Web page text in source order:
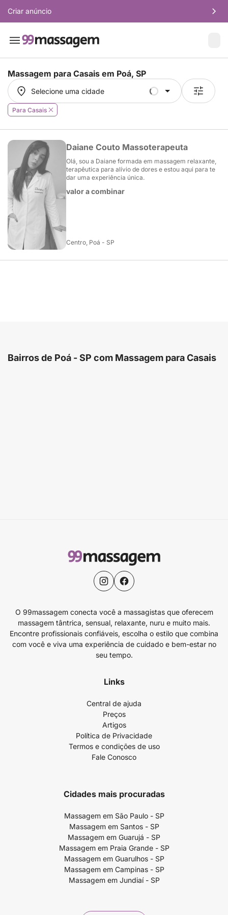
Criar anúncio
Massagem para Casais em Poá, SP
Selecione uma cidade
Selecione uma cidade
Para Casais
Daiane Couto Massoterapeuta
Olá, sou a Daiane formada em massagem relaxante,
terapêutica para alívio de dores e estou aqui para te
dar uma experiência única.
valor a combinar
Centro, Poá - SP
Bairros de Poá - SP com Massagem para Casais
O 99massagem conecta você a massagistas que oferecem
massagem tântrica, sensual, relaxante, nuru e muito mais.
Encontre profissionais confiáveis, escolha o estilo que combina
com você e viva uma experiência de cuidado e bem-estar no
seu tempo.
Links
Central de ajuda
Preços
Artigos
Política de Privacidade
Termos e condições de uso
Fale Conosco
Cidades mais procuradas
Massagem em São Paulo - SP
Massagem em Santos - SP
Massagem em Guarujá - SP
Massagem em Praia Grande - SP
Massagem em Guarulhos - SP
Massagem em Campinas - SP
Massagem em Jundiaí - SP